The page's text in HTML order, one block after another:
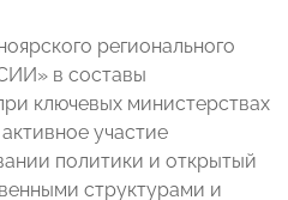
регионального
в составы
ключевых министерствах
участие
политики и открытый
структурами и